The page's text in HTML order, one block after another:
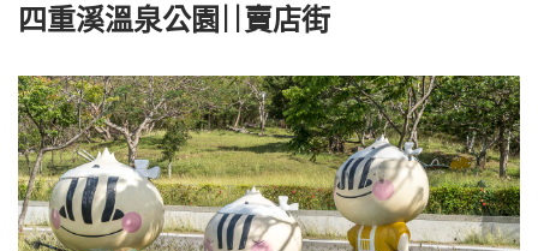
四重溪溫泉公園||賣店街